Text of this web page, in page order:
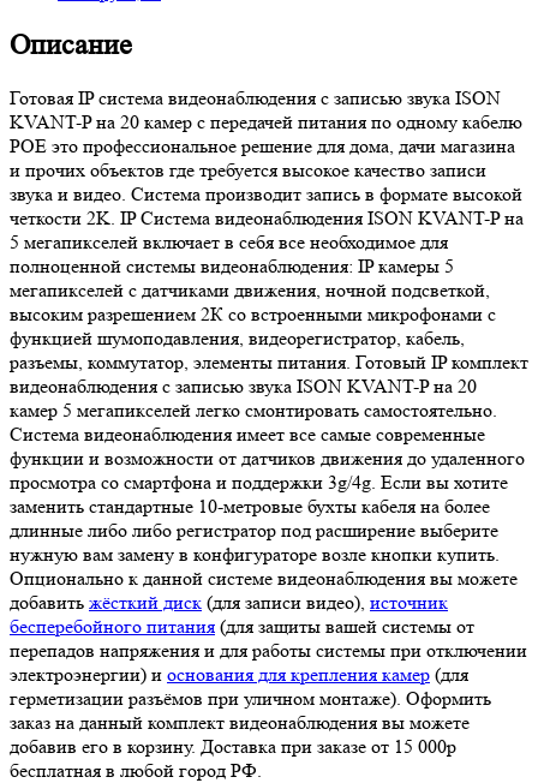
Описание
Готовая IP система видеонаблюдения с записью звука ISON
KVANT-P на 20 камер с передачей питания по одному кабелю
POE это профессиональное решение для дома, дачи магазина
и прочих объектов где требуется высокое качество записи
звука и видео. Система производит запись в формате высокой
четкости 2K. IP Система видеонаблюдения ISON KVANT-P на
5 мегапикселей включает в себя все необходимое для
полноценной системы видеонаблюдения: IP камеры 5
мегапикселей с датчиками движения, ночной подсветкой,
высоким разрешением 2К со встроенными микрофонами с
функцией шумоподавления, видеорегистратор, кабель,
разъемы, коммутатор, элементы питания. Готовый IP комплект
видеонаблюдения с записью звука ISON KVANT-P на 20
камер 5 мегапикселей легко смонтировать самостоятельно.
Система видеонаблюдения имеет все самые современные
функции и возможности от датчиков движения до удаленного
просмотра со смартфона и поддержки 3g/4g. Если вы хотите
заменить стандартные 10-метровые бухты кабеля на более
длинные либо либо регистратор под расширение выберите
нужную вам замену в конфигураторе возле кнопки купить.
Опционально к данной системе видеонаблюдения вы можете
добавить жёсткий диск (для записи видео), источник
бесперебойного питания (для защиты вашей системы от
перепадов напряжения и для работы системы при отключении
электроэнергии) и основания для крепления камер (для
герметизации разъёмов при уличном монтаже). Оформить
заказ на данный комплект видеонаблюдения вы можете
добавив его в корзину. Доставка при заказе от 15 000р
бесплатная в любой город РФ.